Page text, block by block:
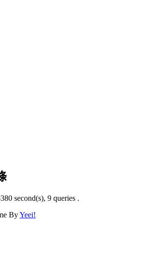
second(s), 9 queries .
ByYeei!